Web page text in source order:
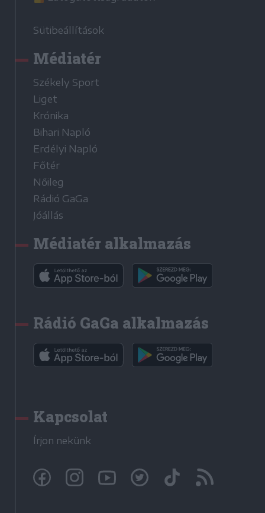
Sütibeállítások
Médiatér
Székely Sport
Liget
Krónika
Bihari Napló
Erdélyi Napló
Főtér
Nőileg
Rádió GaGa
Jóállás
Médiatér alkalmazás
Rádió GaGa alkalmazás
Kapcsolat
Írjon nekünk